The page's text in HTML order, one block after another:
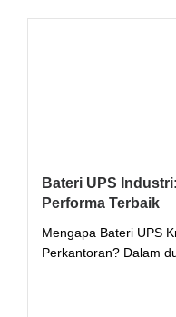
Bateri UPS
Performa Terbaik
Mengapa Bateri UPS
Perkantoran? Dalam